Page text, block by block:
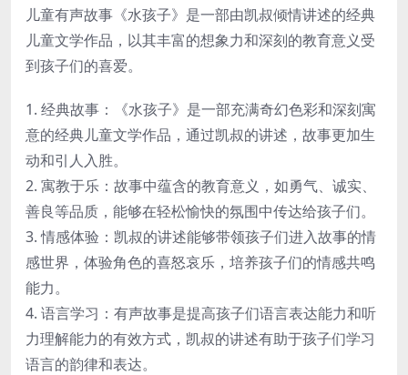
儿童有声故事《水孩子》是一部由凯叔倾情讲述的经典
儿童文学作品，以其丰富的想象力和深刻的教育意义受
到孩子们的喜爱。
1. 经典故事：《水孩子》是一部充满奇幻色彩和深刻寓
意的经典儿童文学作品，通过凯叔的讲述，故事更加生
动和引人入胜。
2. 寓教于乐：故事中蕴含的教育意义，如勇气、诚实、
善良等品质，能够在轻松愉快的氛围中传达给孩子们。
3. 情感体验：凯叔的讲述能够带领孩子们进入故事的情
感世界，体验角色的喜怒哀乐，培养孩子们的情感共鸣
能力。
4. 语言学习：有声故事是提高孩子们语言表达能力和听
力理解能力的有效方式，凯叔的讲述有助于孩子们学习
语言的韵律和表达。